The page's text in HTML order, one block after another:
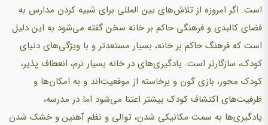
است. اگر امروزه از تلاش‌های بین المللی برای شبیه کردن مدارس به
فضای کالبدی و فرهنگی حاکم بر خانه سخن گفته می‌شود به این دلیل
است که فرهنگ حاکم بر خانه، بسیار مستعدتر و با ویژگی‌های دنیای
کودک، سازگارتر است. یادگیری‌های در خانه بسیار نرم، انعطاف پذیر،
کودک محور، بازی گون و برخاسته از موقعیت‌اند و به امکان‌ها و
ظرفیت‌های اکتشاف کودک بیشتر اعتنا می‌شود اما در مدرسه،
یادگیری‌ها به سمت مکانیکی شدن، توالی و نظم آهنین و خشک شدن